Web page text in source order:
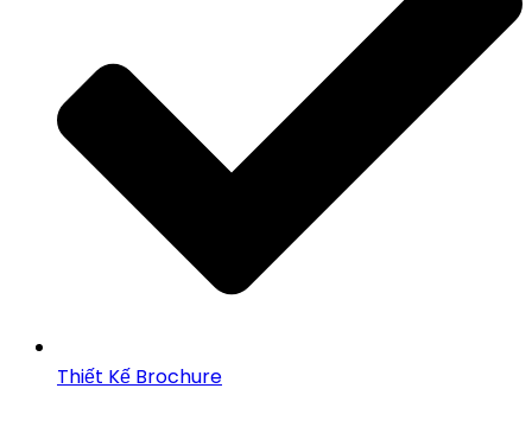
Thiết Kế Brochure